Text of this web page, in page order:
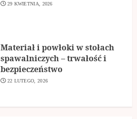
29 KWIETNIA, 2026
Materiał i powłoki w stołach
spawalniczych – trwałość i
bezpieczeństwo
22 LUTEGO, 2026